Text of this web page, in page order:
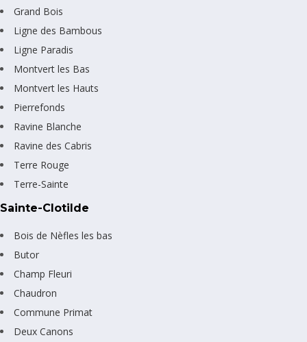
Grand Bois
Ligne des Bambous
Ligne Paradis
Montvert les Bas
Montvert les Hauts
Pierrefonds
Ravine Blanche
Ravine des Cabris
Terre Rouge
Terre-Sainte
Sainte-Clotilde
Bois de Nèfles les bas
Butor
Champ Fleuri
Chaudron
Commune Primat
Deux Canons